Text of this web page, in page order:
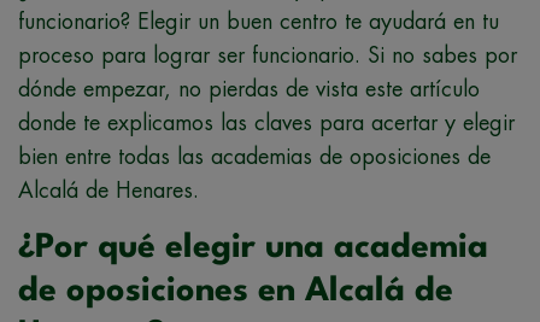
funcionario? Elegir un buen centro te ayudará en tu
proceso para lograr ser funcionario. Si no sabes por
dónde empezar, no pierdas de vista este artículo
donde te explicamos las claves para acertar y elegir
bien entre todas las academias de oposiciones de
Alcalá de Henares.
¿Por qué elegir una academia
de oposiciones en Alcalá de